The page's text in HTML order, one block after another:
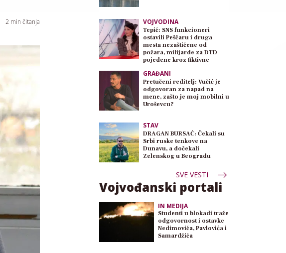
2 min čitanja VOJVODINA
Tepić: SNS funkcioneri
ostavili Peščaru i druga
mesta nezaštićene od
požara, milijarde za DTD
pojedene kroz fiktivne
GRAĐANI
Pretučeni reditelj: Vučić je
odgovoran za napad na
mene, zašto je moj mobilni u
Uroševcu?
STAV
DRAGAN BURSAĆ: Čekali su
Srbi ruske tenkove na
Dunavu, a dočekali
Zelenskog u Beogradu
SVE VESTI
Vojvođanski portali
IN MEDIJA
Studenti u blokadi traže
odgovornost i ostavke
Nedimovića, Pavlovića i
Samardžića